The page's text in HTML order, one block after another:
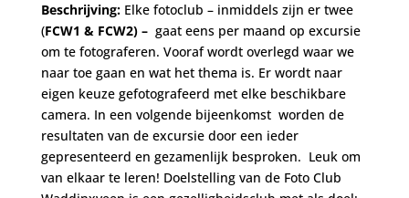
Beschrijving: Elke fotoclub – inmiddels zijn er twee
(FCW1 & FCW2) –gaat eens per maand op excursie
om te fotograferen. Vooraf wordt overlegd waar we
naar toe gaan en wat het thema is. Er wordt naar
eigen keuze gefotografeerd met elke beschikbare
camera. In een volgende bijeenkomst worden de
resultaten van de excursie door een ieder
gepresenteerd en gezamenlijk besproken. Leuk om
van elkaar te leren! Doelstelling van de Foto Club